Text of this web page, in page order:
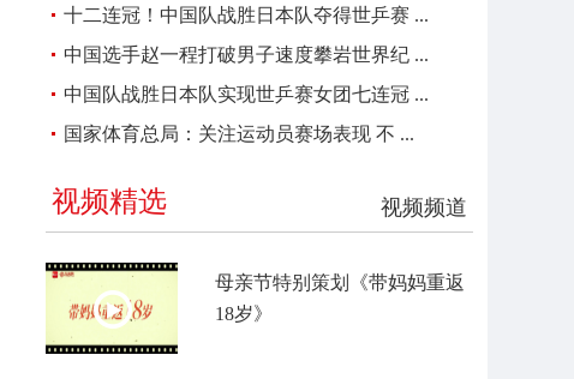
十二连冠！中国队战胜日本队夺得世乒赛 ...
中国选手赵一程打破男子速度攀岩世界纪 ...
中国队战胜日本队实现世乒赛女团七连冠 ...
国家体育总局：关注运动员赛场表现 不 ...
视频频道
视频精选
母亲节特别策划《带妈妈重返
18岁》